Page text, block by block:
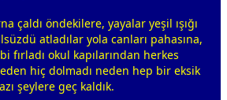
çaldı öndekilere, yayalar yeşil ışığı
atladılar yola canları pahasına,
fırladı okul kapılarından herkes
hiç dolmadı neden hep bir eksik
şeylere geç kaldık.